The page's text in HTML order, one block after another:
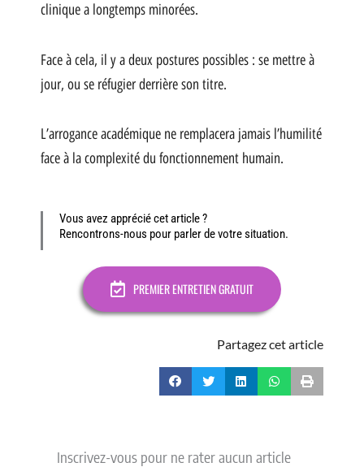
clinique a longtemps minorées.
Face à cela, il y a deux postures possibles : se mettre à
jour, ou se réfugier derrière son titre.
L’arrogance académique ne remplacera jamais l’humilité
face à la complexité du fonctionnement humain.
Vous avez apprécié cet article ?
Rencontrons-nous pour parler de votre situation.
PREMIER ENTRETIEN GRATUIT
Partagez cet article
Inscrivez-vous pour ne rater aucun article